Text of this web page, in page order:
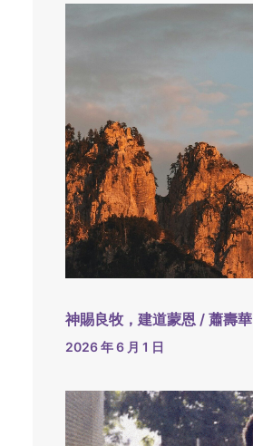
神賜良牧，建道蒙恩 / 蕭壽華
2026 年 6 月 1 日